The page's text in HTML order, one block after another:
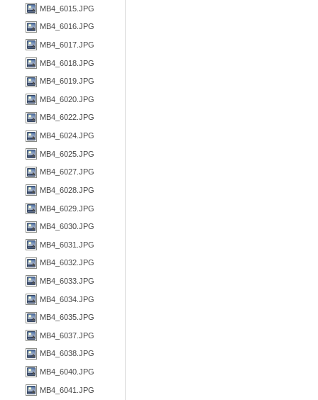
MB4_6015.JPG
MB4_6016.JPG
MB4_6017.JPG
MB4_6018.JPG
MB4_6019.JPG
MB4_6020.JPG
MB4_6022.JPG
MB4_6024.JPG
MB4_6025.JPG
MB4_6027.JPG
MB4_6028.JPG
MB4_6029.JPG
MB4_6030.JPG
MB4_6031.JPG
MB4_6032.JPG
MB4_6033.JPG
MB4_6034.JPG
MB4_6035.JPG
MB4_6037.JPG
MB4_6038.JPG
MB4_6040.JPG
MB4_6041.JPG